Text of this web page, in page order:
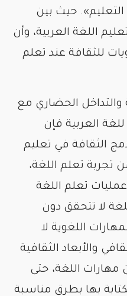
التعليم». حيث بين
اللغة العربية، وأن
للثقافة عند تعلم
والتداخل الحضاري مع
العربية فإن
الثقافة في تعليم
تجربة تعلم اللغة،
تعلم اللغة
لا تتحقق دون
اللغوية لا
والأبعاد الثقافية
اللغة، حتى
بها بطرق مناسبة